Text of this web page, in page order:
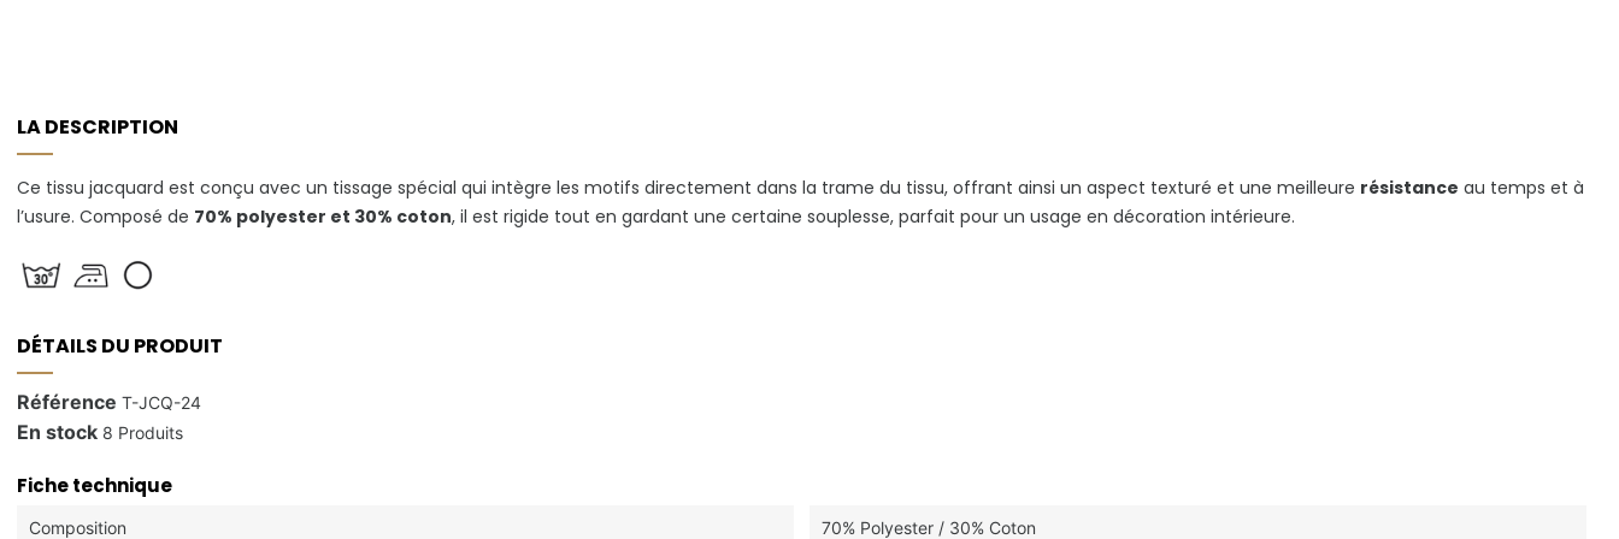
LA DESCRIPTION
Ce tissu jacquard est conçu avec un tissage spécial qui intègre les motifs directement dans la trame du tissu, offrant ainsi un aspect texturé et une meilleure résistance au temps et à
l’usure. Composé de 70% polyester et 30% coton, il est rigide tout en gardant une certaine souplesse, parfait pour un usage en décoration intérieure.
DÉTAILS DU PRODUIT
Référence T-JCQ-24
En stock 8 Produits
Fiche technique
Composition 70% Polyester / 30% Coton